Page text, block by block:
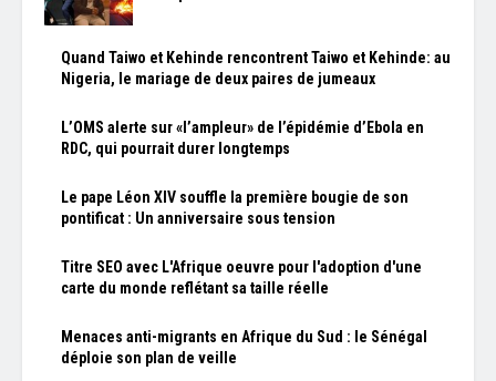
Quand Taiwo et Kehinde rencontrent Taiwo et Kehinde: au
Nigeria, le mariage de deux paires de jumeaux
L’OMS alerte sur «l’ampleur» de l’épidémie d’Ebola en
RDC, qui pourrait durer longtemps
Le pape Léon XIV souffle la première bougie de son
pontificat : Un anniversaire sous tension
Titre SEO avec L'Afrique oeuvre pour l'adoption d'une
carte du monde reflétant sa taille réelle
Menaces anti-migrants en Afrique du Sud : le Sénégal
déploie son plan de veille